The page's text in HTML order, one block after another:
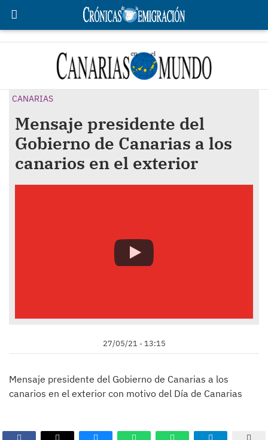
CANARIAS
Mensaje presidente del
Gobierno de Canarias a los
canarios en el exterior
27/05/21 - 13:15
Mensaje presidente del Gobierno de Canarias a los
canarios en el exterior con motivo del Día de Canarias